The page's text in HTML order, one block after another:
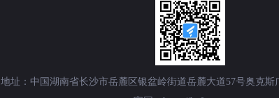
地址：中国湖南省长沙市岳麓区银盆岭街道岳麓大道57号奥克斯